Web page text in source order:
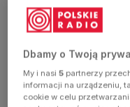
exception
has
occurred
Dbamy o Twoją
My i nasi5 partnerzy
informacji na urządzeniu,
cookie w celu